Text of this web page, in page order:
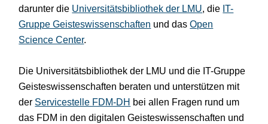
darunter die Universitätsbibliothek der LMU, die IT-
Gruppe Geisteswissenschaften und dasOpen
Science Center.
Die Universitätsbibliothek der LMU und die IT-Gruppe
Geisteswissenschaften beraten und unterstützen mit
der Servicestelle FDM-DH bei allen Fragen rund um
das FDM in den digitalen Geisteswissenschaften und